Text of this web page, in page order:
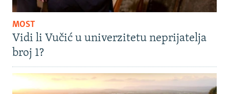
MOST
Vidi li Vučić u univerzitetu neprijatelja
broj 1?